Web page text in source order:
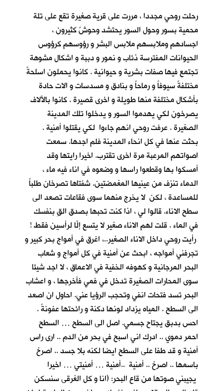
رحلت روحي مجددا ، مررت على قرية صغيرة تقع على تلة
محمية بسور وحول السور يحتشد وحوشٌ كثيرون ،
اجسادهم وملابسهم ملابس البشر و رؤوسهم كرؤوس
الحيوانات المفترسة ذئاب و نمور و دببة و اشكال مشوهة
تجتمع فيها صفات بشرية و حيوانية . كانوا يحملون اسلحةً
مختلفةً سيوفاً و رماحاً و بنادق و مسدسات و الات حادة
بأشكال مختلفة منها طويلة و اخرى قصيرة . كانوا بالآلاف
يصرخون لكي يهدموا السور و يدخلوا تلك المدينة
الصغيرة . عرفت روحي انهم جاءوا لكي يقتلوا أمنية .
بحثت عنها في كل انحاء المدينة فلم اجدها. سمعت
اصواتهم المرعبة مرة اخرى تقترب. اخيرا رايتها وقد
أمسكوا بها وقطعوا راسها و وضعوه في اناء فيه ماء ،
الدماء تنزف من عينيها المغمضتين. شفتاها تصرخان طلباً
للمساعدة ، لكن لا يخرج منهما سوى فقاعات تصعد الى
سطح الاناء. قالوا لي ، اذا كنت تحبها بصدق القِ بنفسك
في الماء . قلت لهم الاناء صغير لا يتسع إلّا لرأسين فقط !
رأيت روحي داخل الاناء الصغير..، اغرق في أمواج بحر كبير و
تجرفني أمواجه ، ابحث عن أمنية في كل أمواج و شعاب
البحر المرجانية و كهوفه الخفية في الاعماق ، لا اجد شيئا
سوى المحارات الصغيرة تدخل في فمي فأخرجها ، و اعشاب
البحر تسد فتحات انفي وتحجب الرؤيا عني. احاول ان اصعد
الى السطح . المياه يزداد لونها دكنة و رائحتها عفونةً .
احس بدبق يجتاح جسمي. اصل الى السطح … السطح
احمر دموي .. ادرك اني اسبح في بحر من الدم .. ارى راس
أمنية و قد طفا على السطح ايضا لكنه بلا جسد .. اصرخ
باسمها .. اصرخ .. أمنية ..أمنية … أمنيتي … اخيرا
يجيبني صوتها من قاع البحر: (انا و كل الغرقى سنسكن